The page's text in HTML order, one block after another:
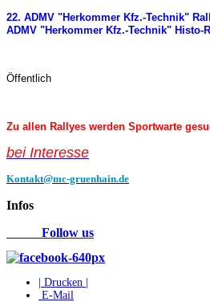
22. ADMV "Herkommer Kfz.-Technik"
ADMV "Herkommer Kfz.-Technik" Histo-
Öffentlich
Zu allen Rallyes werden Sportwarte
bei Interesse
Kontakt@mc-gruenhain.de
Infos
Follow us
| Drucken |
E-Mail